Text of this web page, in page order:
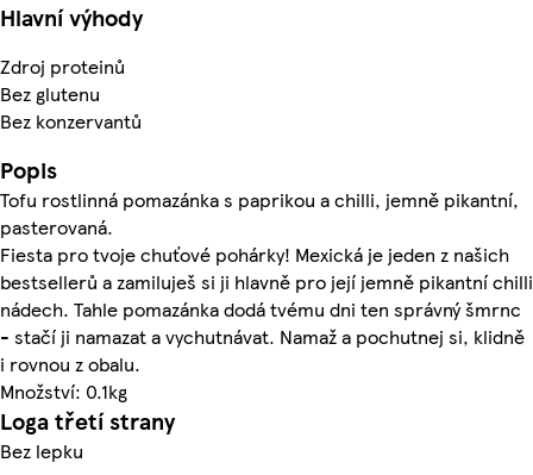
Hlavní výhody
Zdroj proteinů
Bez glutenu
Bez konzervantů
Popis
Tofu rostlinná pomazánka s paprikou a chilli, jemně pikantní,
pasterovaná.
Fiesta pro tvoje chuťové pohárky! Mexická je jeden z našich
bestsellerů a zamiluješ si ji hlavně pro její jemně pikantní chilli
nádech. Tahle pomazánka dodá tvému dni ten správný šmrnc
- stačí ji namazat a vychutnávat. Namaž a pochutnej si, klidně
i rovnou z obalu.
Množství: 0.1kg
Loga třetí strany
Bez lepku